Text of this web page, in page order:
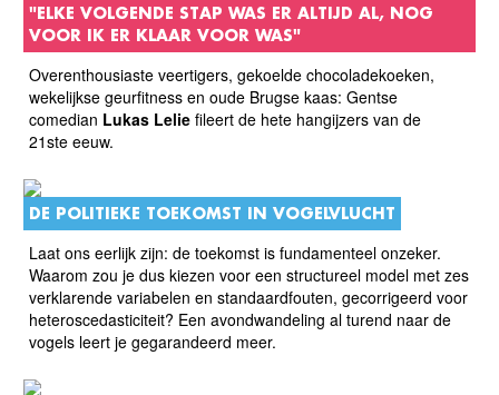
"ELKE VOLGENDE STAP WAS ER ALTIJD AL, NOG
VOOR IK ER KLAAR VOOR WAS"
Overenthousiaste veertigers, gekoelde chocoladekoeken,
wekelijkse geurfitness en oude Brugse kaas: Gentse
comedian Lukas Lelie fileert de hete hangijzers van de
21ste eeuw.
DE POLITIEKE TOEKOMST IN VOGELVLUCHT
Laat ons eerlijk zijn: de toekomst is fundamenteel onzeker.
Waarom zou je dus kiezen voor een structureel model met zes
verklarende variabelen en standaardfouten, gecorrigeerd voor
heteroscedasticiteit? Een avondwandeling al turend naar de
vogels leert je gegarandeerd meer.